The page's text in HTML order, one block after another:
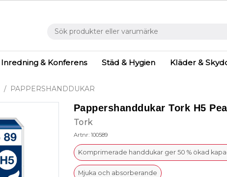
Inredning & Konferens Städ & Hygien Kläder &
PAPPERSHANDDUKAR
Pappershanddukar Tork H5
Tork
Artnr: 100589
Komprimerade handdukar ger 50 % ökad
Mjuka och absorberande